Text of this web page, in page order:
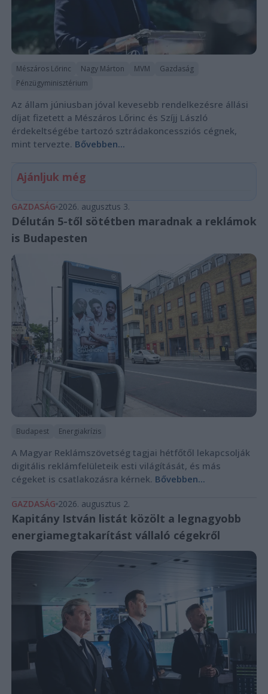
Mészáros Lőrinc Nagy Márton MVM
Gazdaság
Pénzügyminisztérium
Az állam júniusban jóval kevesebb rendelkezésre állási
díjat fizetett a Mészáros Lőrinc és Szíjj László
érdekeltségébe tartozó sztrádakoncessziós cégnek,
mint tervezte. Bővebben...
Ajánljuk még
GAZDASÁG 2026. augusztus 3.
Délután 5-től sötétben maradnak a reklámok
is Budapesten
Budapest Energiakrízis
A Magyar Reklámszövetség tagjai hétfőtől lekapcsolják
digitális reklámfelületeik esti világítását, és más
cégeket is csatlakozásra kérnek. Bővebben...
GAZDASÁG 2026. augusztus 2.
Kapitány István listát közölt a legnagyobb
energiamegtakarítást vállaló cégekről